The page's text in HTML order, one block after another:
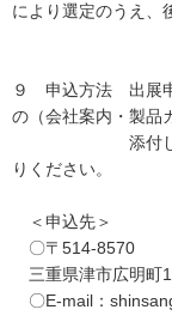
により選定のうえ、
し
９ 申込方法 出展申
の（会社案内・製品
添付し、郵送
りください。
＜申込先＞
〇〒514-8570
三重県津市広明町
〇E-mail：